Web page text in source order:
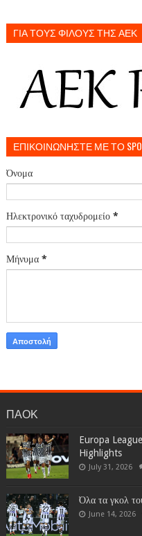
ΓΙΑ ΤΟΥΣ ΦΙΛΟΥΣ ΤΗΣ ΑΕΚ
ΕΠΙΚΟΙΝΩΝΗΣΤΕ ΜΕ ΤΟ
Όνομα
Ηλεκτρονικό ταχυδρομείο *
Μήνυμα *
ΠΑΟΚ
Europa
Highlights
July 31, 2026
Όλα τα γκολ
June 14, 2026